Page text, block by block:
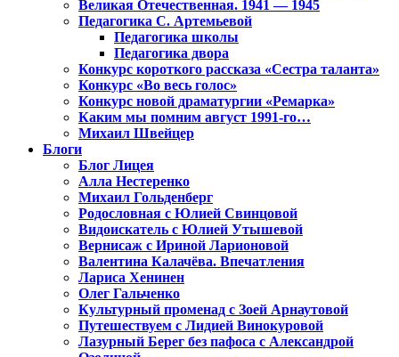
Великая Отечественная. 1941 — 1945
Педагогика С. Артемьевой
Педагогика школы
Педагогика двора
Конкурс короткого рассказа «Сестра таланта»
Конкурс «Во весь голос»
Конкурс новой драматургии «Ремарка»
Каким мы помним август 1991-го…
Михаил Швейцер
Блоги
Блог Лицея
Алла Нестеренко
Михаил Гольденберг
Родословная с Юлией Свинцовой
Видоискатель с Юлией Утышевой
Вернисаж с Ириной Ларионовой
Валентина Калачёва. Впечатления
Лариса Хенинен
Олег Гальченко
Культурный променад с Зоей Арнаутовой
Путешествуем с Лидией Винокуровой
Лазурный Берег без пафоса с Александрой